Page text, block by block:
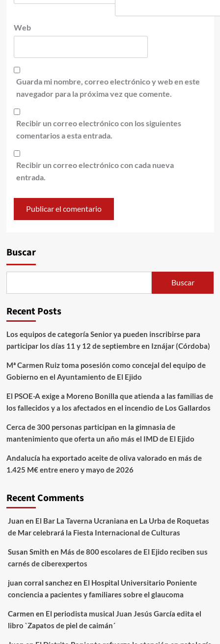
Web
Guarda mi nombre, correo electrónico y web en este
navegador para la próxima vez que comente.
Recibir un correo electrónico con los siguientes
comentarios a esta entrada.
Recibir un correo electrónico con cada nueva
entrada.
Buscar
Buscar
Recent Posts
Los equipos de categoría Senior ya pueden inscribirse para
participar los días 11 y 12 de septiembre en Iznájar (Córdoba)
Mª Carmen Ruiz toma posesión como concejal del equipo de
Gobierno en el Ayuntamiento de El Ejido
El PSOE-A exige a Moreno Bonilla que atienda a las familias de
los fallecidos y a los afectados en el incendio de Los Gallardos
Cerca de 300 personas participan en la gimnasia de
mantenimiento que oferta un año más el IMD de El Ejido
Andalucía ha exportado aceite de oliva valorado en más de
1.425 M€ entre enero y mayo de 2026
Recent Comments
Juan en El Bar La Taverna Ucraniana en La Urba de Roquetas
de Mar celebrará la Fiesta Internacional de Culturas
Susan Smith en Más de 800 escolares de El Ejido reciben sus
carnés de ciberexpertos
juan corral sanchezen El Hospital Universitario Poniente
conciencia a pacientes y familiares sobre el glaucoma
Carmen en El periodista musical Juan Jesús García edita el
libro `Zapatos de piel de caimán´